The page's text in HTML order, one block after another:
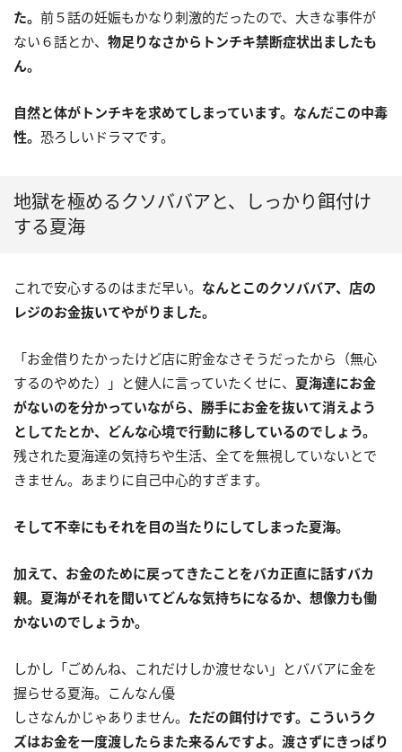
た。 前５話の妊娠もかなり刺激的だったので、大きな事件が
ない６話とか、 物足りなさからトンチキ禁断症状出ましたも
ん。
自然と体がトンチキを求めてしまっています。なんだこの中毒
性。 恐ろしいドラマです。
地獄を極めるクソババアと、しっかり餌付け
する夏海
これで安心するのはまだ早い。 なんとこのクソババア、店の
レジのお金抜いてやがりました。
「お金借りたかったけど店に貯金なさそうだったから（無心
するのやめた）」と健人に言っていたくせに、 夏海達にお金
がないのを分かっていながら、勝手にお金を抜いて消えよう
としてたとか、どんな心境で行動に移しているのでしょう。
残された夏海達の気持ちや生活、全てを無視していないとで
きません。あまりに自己中心的すぎます。
そして不幸にもそれを目の当たりにしてしまった夏海。
加えて、お金のために戻ってきたことをバカ正直に話すバカ
親。夏海がそれを聞いてどんな気持ちになるか、想像力も働
かないのでしょうか。
しかし「ごめんね、これだけしか渡せない」とババアに金を
握らせる夏海。こんなん優
しさなんかじゃありません。 ただの餌付けです。こういうク
ズはお金を一度渡したらまた来るんですよ。渡さずにきっぱり